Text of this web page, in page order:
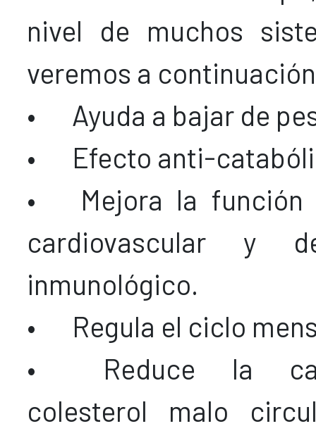
nivel de muchos
veremos a
•
Ayuda a bajar de
•
Efecto anti-
•
Mejora la
cardiovascular y
inmunológico.
•
Regula el ciclo
•
Reduce la
colesterol malo